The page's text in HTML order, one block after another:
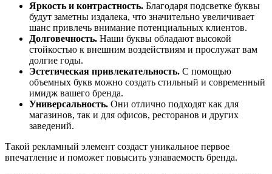
Яркость и контрастность. Благодаря подсветке буквы
будут заметны издалека, что значительно увеличивает
шанс привлечь внимание потенциальных клиентов.
Долговечность. Наши буквы обладают высокой
стойкостью к внешним воздействиям и прослужат вам
долгие годы.
Эстетическая привлекательность. С помощью
объемных букв можно создать стильный и современный
имидж вашего бренда.
Универсальность. Они отлично подходят как для
магазинов, так и для офисов, ресторанов и других
заведений.
Такой рекламный элемент создаст уникальное первое
впечатление и поможет повысить узнаваемость бренда.